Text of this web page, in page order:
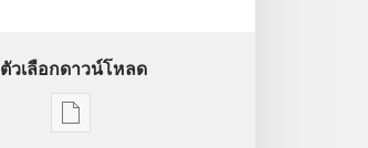
ตัวเลือกดาวน์โหลด
ตัว